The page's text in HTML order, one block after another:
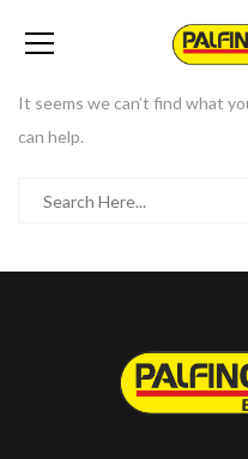
It seems we can’t find what
can help.